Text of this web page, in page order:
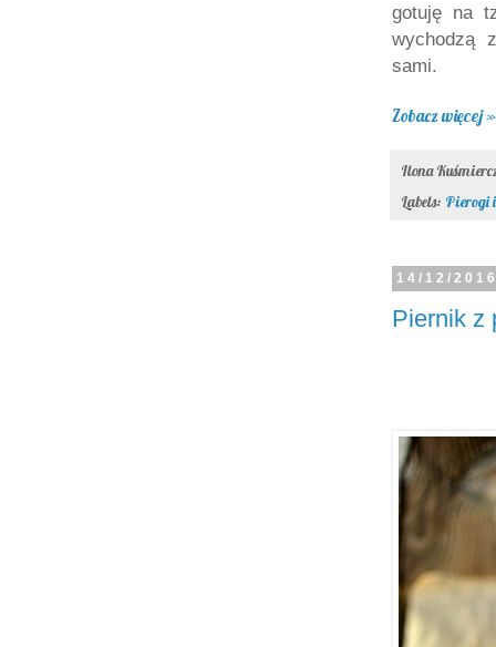
gotuję na
wychodzą
sami.
Zobacz więcej »
Ilona
Labels: Pierogi
14/12/
Piernik z